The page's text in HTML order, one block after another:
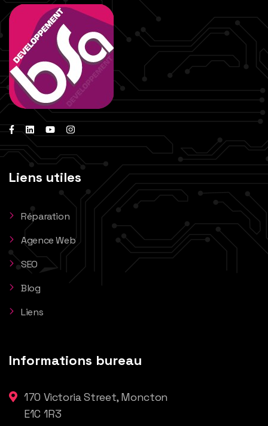
Liens utiles
Réparation
Agence Web
SEO
Blog
Liens
Informations bureau
170 Victoria Street, Moncton
E1C 1R3